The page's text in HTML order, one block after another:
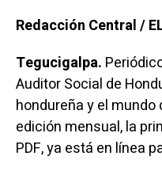
Redacción Central /
Tegucigalpa.
Auditor Social de
hondureña y el
edición mensual, la
PDF, ya está en línea